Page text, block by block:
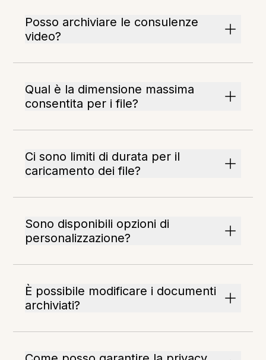
Posso archiviare le consulenze
video?
Qual è la dimensione massima
consentita per i file?
Ci sono limiti di durata per il
caricamento dei file?
Sono disponibili opzioni di
personalizzazione?
È possibile modificare i documenti
archiviati?